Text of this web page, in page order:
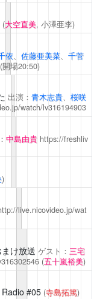
(大空直美, 小澤亜李)
依 佐藤亜美菜、 千菅
(開場20:50)
出演： 青木志貴、 桜咲
watch/lv316194903
中島由貴 https://freshliv
)
live.nicovideo.jp/wat
け放送 ゲスト： 三宅
(五十嵐裕美)
#05 (寺島拓篤)